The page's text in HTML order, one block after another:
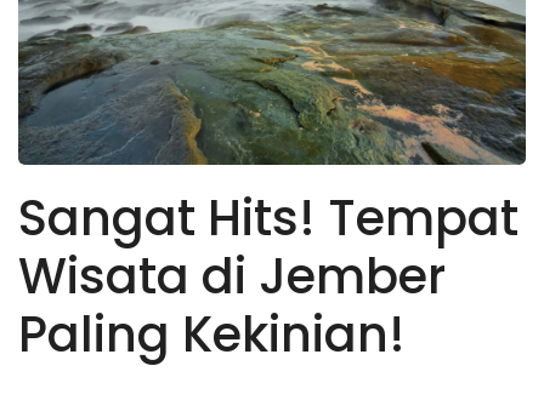
Sangat Hits! Tempat
Wisata di Jember
Paling Kekinian!